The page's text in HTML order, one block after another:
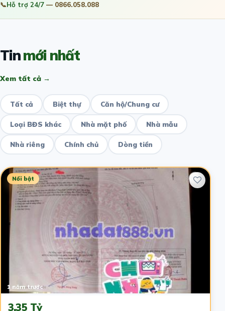
📞Hỗ trợ 24/7 — 0866.058.088
Tinmới nhất
Xem tất cả →
Tất cả Biệt thự Căn hộ/Chung cư
Loại BĐS khác Nhà mặt phố Nhà mẫu
Nhà riêng Chính chủ Dòng tiền
Nổi bật
1 năm trước
3.35 Tỷ